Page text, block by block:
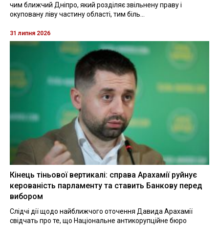
чим ближчий Дніпро, який розділяє звільнену праву і
окуповану ліву частину області, тим біль...
31 липня 2026
Кінець тіньової вертикалі: справа Арахамії руйнує
керованість парламенту та ставить Банкову перед
вибором
Слідчі дії щодо найближчого оточення Давида Арахамії
свідчать про те, що Національне антикорупційне бюро